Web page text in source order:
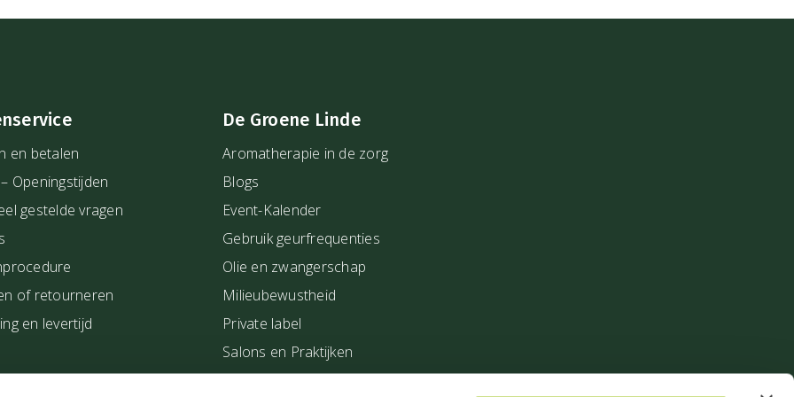
aangetast worden. Lees
Wij besteden veel
het vertrouwen dat jij
en betalen
Openingstijden
gestelde vragen
of retourneren
en levertijd
De Groene Linde
Aromatherapie in de zorg
Blogs
Event-Kalender
Gebruik geurfrequenties
Olie en zwangerschap
Milieubewustheid
Private label
Salons en Praktijken
Showroom